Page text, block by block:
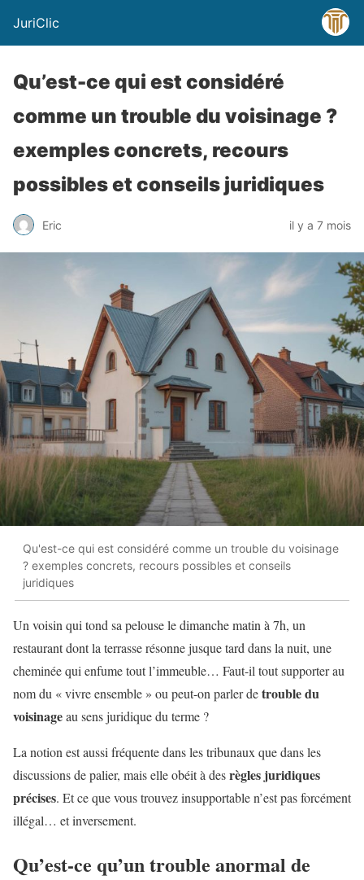
JuriClic
Qu’est-ce qui est considéré
comme un trouble du voisinage ?
exemples concrets, recours
possibles et conseils juridiques
Eric il y a 7 mois
Qu'est-ce qui est considéré comme un trouble du voisinage
? exemples concrets, recours possibles et conseils
juridiques
Un voisin qui tond sa pelouse le dimanche matin à 7h, un
restaurant dont la terrasse résonne jusque tard dans la nuit, une
cheminée qui enfume tout l’immeuble… Faut-il tout supporter au
nom du « vivre ensemble » ou peut-on parler detrouble du
voisinageau sens juridique du terme ?
La notion est aussi fréquente dans les tribunaux que dans les
discussions de palier, mais elle obéit à desrègles juridiques
précises. Et ce que vous trouvez insupportable n’est pas forcément
illégal… et inversement.
Qu’est-ce qu’un trouble anormal de